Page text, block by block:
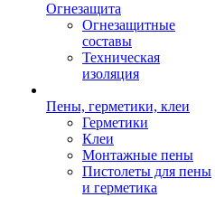
Огнезащита
Огнезащитные
составы
Техническая
изоляция
Пены, герметики, клеи
Герметики
Клеи
Монтажные пены
Пистолеты для пены
и герметика